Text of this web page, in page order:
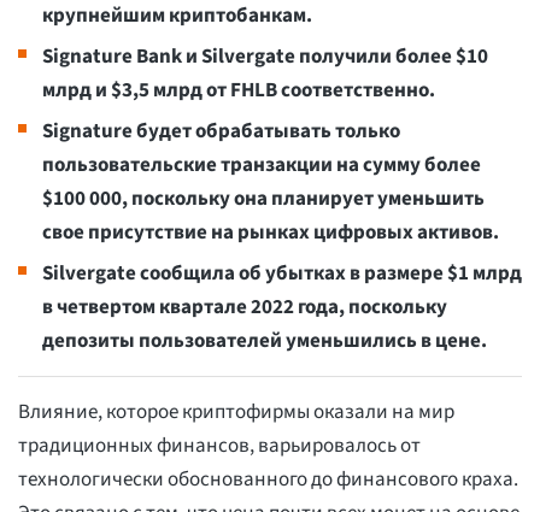
крупнейшим криптобанкам.
Signature Bank и Silvergate получили более $10
млрд и $3,5 млрд от FHLB соответственно.
Signature будет обрабатывать только
пользовательские транзакции на сумму более
$100 000, поскольку она планирует уменьшить
свое присутствие на рынках цифровых активов.
Silvergate сообщила об убытках в размере $1 млрд
в четвертом квартале 2022 года, поскольку
депозиты пользователей уменьшились в цене.
Влияние, которое криптофирмы оказали на мир
традиционных финансов, варьировалось от
технологически обоснованного до финансового краха.